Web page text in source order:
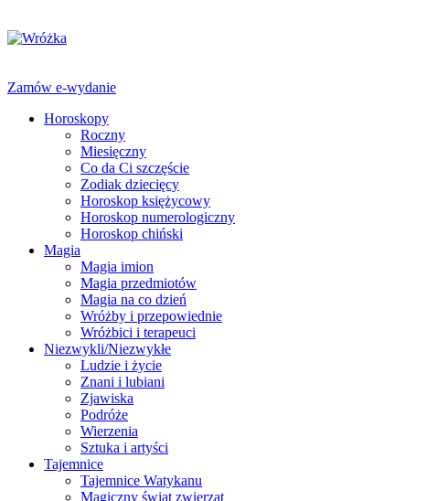
Zamów e-wydanie
Horoskopy
Roczny
Miesięczny
Co da Ci szczęście
Zodiak dziecięcy
Horoskop księżycowy
Horoskop numerologiczny
Horoskop chiński
Magia
Magia imion
Magia przedmiotów
Magia na co dzień
Wróżby i przepowiednie
Wróżbici i terapeuci
Niezwykli/Niezwykłe
Ludzie i życie
Znani i lubiani
Zjawiska
Podróże
Wierzenia
Sztuka i artyści
Tajemnice
Tajemnice Watykanu
Magiczny świat zwierząt